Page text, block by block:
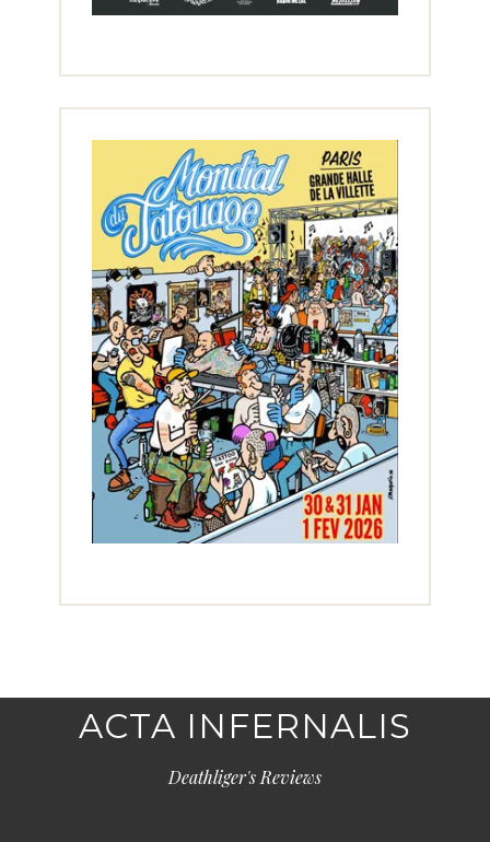
ACTA INFERNALIS
Deathliger's Reviews